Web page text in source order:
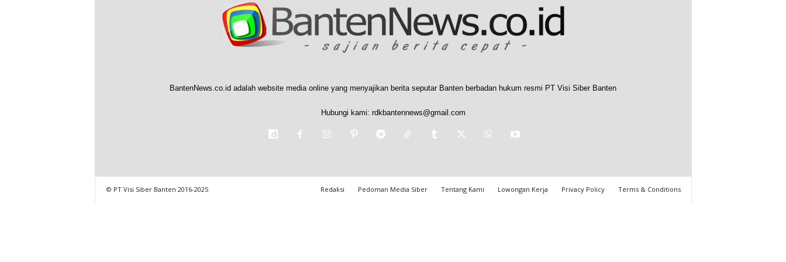
BantenNews.co.id adalah website media online yang menyajikan berita seputar Banten berbadan hukum resmi PT Visi Siber Banten
Hubungi kami: rdkbantennews@gmail.com
Redaksi Pedoman Media Siber Tentang Kami Lowongan Kerja Privacy Policy Terms & Conditions
© PT Visi Siber Banten 2016-2025